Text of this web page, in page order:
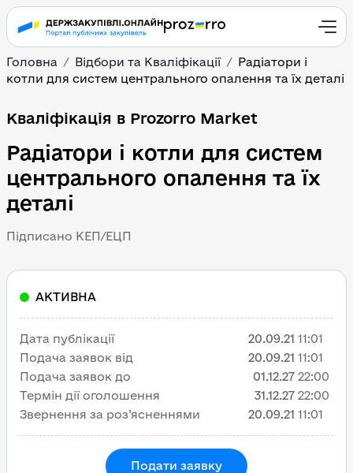
Головна Відбори та Кваліфікації
Радіатори і
котли для систем центрального опалення та їх деталі
Кваліфікація в Prozorro Market
Радіатори і котли для систем
центрального опалення та їх
деталі
Підписано КЕП/ЕЦП
АКТИВНА
Дата публікації 20.09.21 11:01
Подача заявок від
20.09.21 11:01
Подача заявок до
01.12.27 22:00
Термін дії оголошення
31.12.27 22:00
Звернення за роз’ясненнями
20.09.21 11:01
Подати заявку